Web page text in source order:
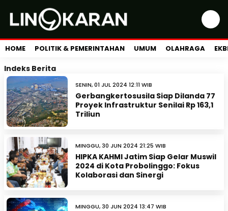
HOME POLITIK & PEMERINTAHAN UMUM OLAHRAGA
Indeks Berita
SENIN, 01 JUL 2024 12:11 WIB
Gerbangkertosusila Siap Dilanda 77
Proyek Infrastruktur Senilai Rp 163,1
Triliun
MINGGU, 30 JUN 2024 21:25 WIB
HIPKA KAHMI Jatim Siap Gelar Muswil
2024 di Kota Probolinggo: Fokus
Kolaborasi dan Sinergi
MINGGU, 30 JUN 2024 13:47 WIB